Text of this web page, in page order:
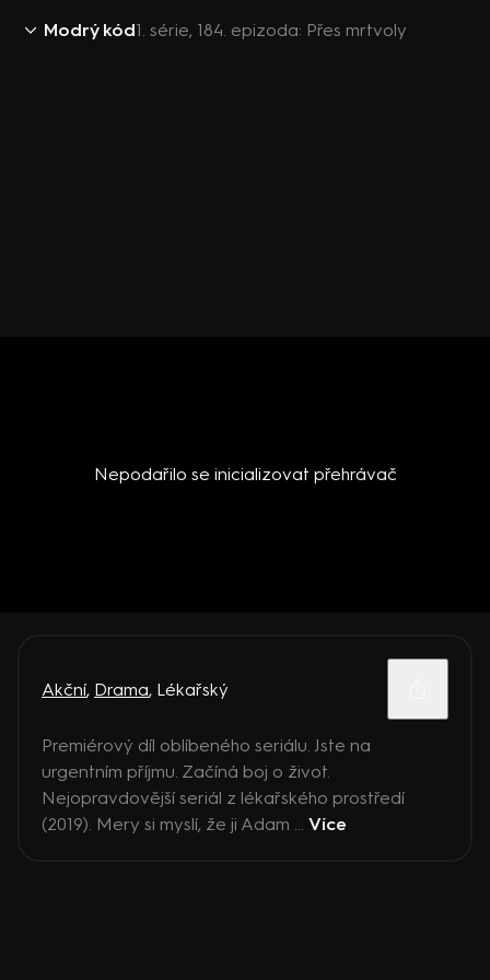
Modrý kód1. série, 184. epizoda: Přes mrtvoly
Nepodařilo se inicializovat přehrávač
Akční, Drama, Lékařský
Premiérový díl oblíbeného seriálu. Jste na
urgentním příjmu. Začíná boj o život.
Nejopravdovější seriál z lékařského prostředí
(2019). Mery si myslí, že ji Adam ... Více